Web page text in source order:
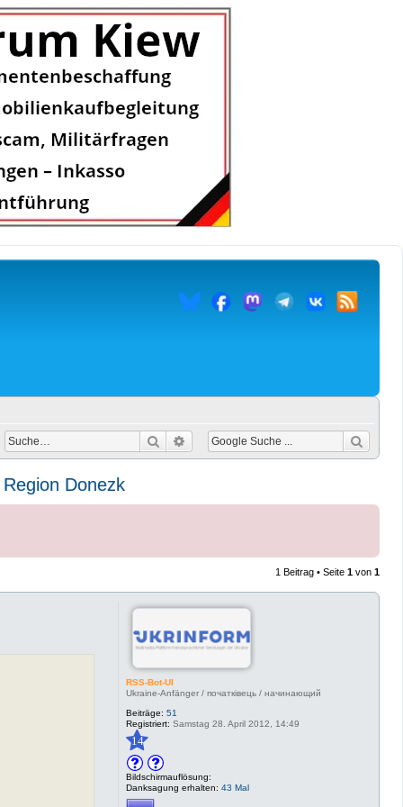
Suche Erweiterte Suche
Donezk
1 Beitrag • Seite 1 von 1
RSS-Bot-UI
Ukraine-Anfänger / початківець / начинающий
Beiträge: 51
Registriert: Samstag 28. April 2012, 14:49
14
Bildschirmauflösung:
Danksagung erhalten: 43 Mal